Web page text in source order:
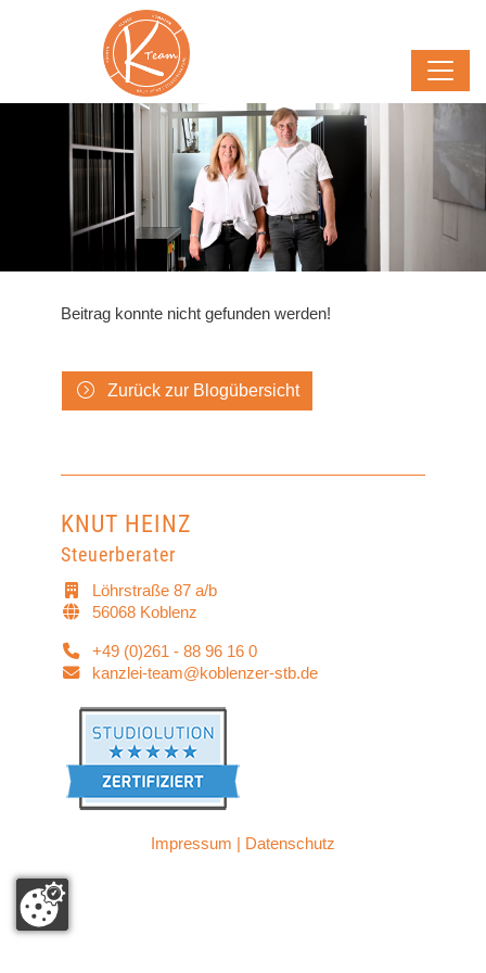
Beitrag konnte nicht gefunden werden!
Zurück zur Blogübersicht
KNUT HEINZ
Steuerberater
Löhrstraße 87 a/b
56068 Koblenz
+49 (0)261 - 88 96 16 0
kanzlei-team@koblenzer-stb.de
Impressum | Datenschutz